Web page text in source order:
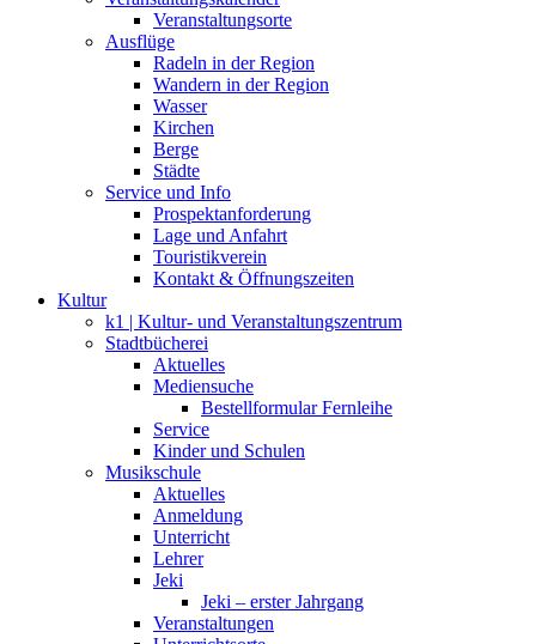
Veranstaltungsorte
Ausflüge
Radeln in der Region
Wandern in der Region
Wasser
Kirchen
Berge
Städte
Service und Info
Prospektanforderung
Lage und Anfahrt
Touristikverein
Kontakt & Öffnungszeiten
Kultur
k1 | Kultur- und Veranstaltungszentrum
Stadtbücherei
Aktuelles
Mediensuche
Bestellformular Fernleihe
Service
Kinder und Schulen
Musikschule
Aktuelles
Anmeldung
Unterricht
Lehrer
Jeki
Jeki – erster Jahrgang
Veranstaltungen